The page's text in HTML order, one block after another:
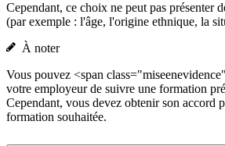
Cependant, ce choix ne peut pas présenter
(par exemple : l'âge, l'origine ethnique, la
À noter
Vous pouvez <span
votre employeur de suivre une formation
Cependant, vous devez obtenir son accord
formation souhaitée.